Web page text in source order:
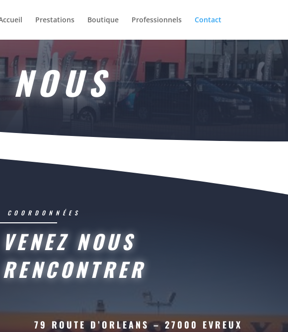
Prestations Boutique Professionnels Contact
NOUS
COORDONNÉES
VENEZ NOUS
RENCONTRER
79 ROUTE D’ORLEANS – 27000 EVREUX